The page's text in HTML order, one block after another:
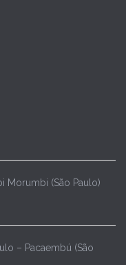
Morumbi (São Paulo)
– Pacaembú (São